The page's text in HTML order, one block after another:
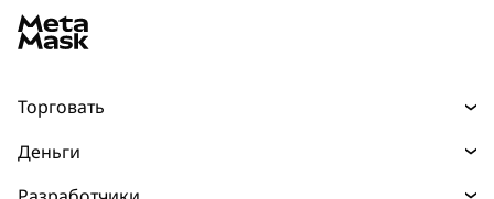
Торговать
Деньги